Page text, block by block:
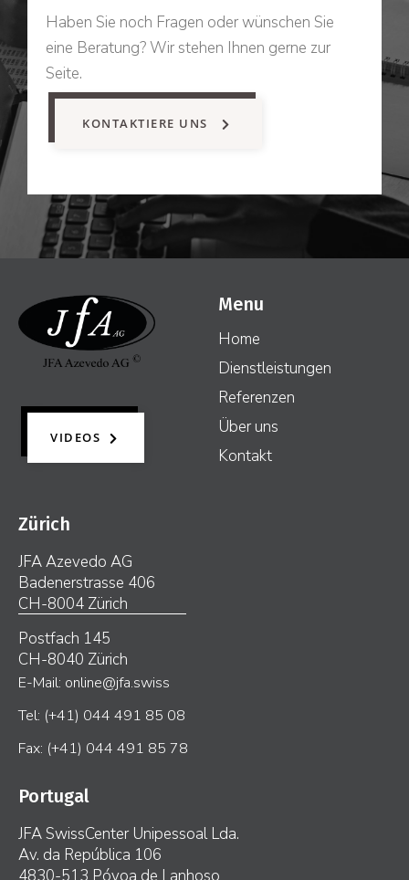
Haben Sie noch Fragen oder wünschen Sie
eine Beratung? Wir stehen Ihnen gerne zur
Seite.
KONTAKTIERE UNS
VIDEOS
Menu
Home
Dienstleistungen
Referenzen
Über uns
Kontakt
Zürich
JFA Azevedo AG
Badenerstrasse 406
CH-8004 Zürich
Postfach 145
CH-8040 Zürich
E-Mail: online@jfa.swiss
Tel: (+41) 044 491 85 08
Fax: (+41) 044 491 85 78
Portugal
JFA SwissCenter Unipessoal Lda.
Av. da República 106
4830-513 Póvoa de Lanhoso